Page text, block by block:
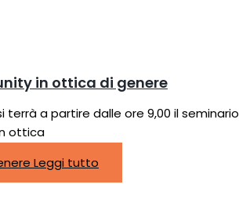
in ottica di genere
terrà a partire dalle ore 9,00 il seminario
ottica
Leggi tutto